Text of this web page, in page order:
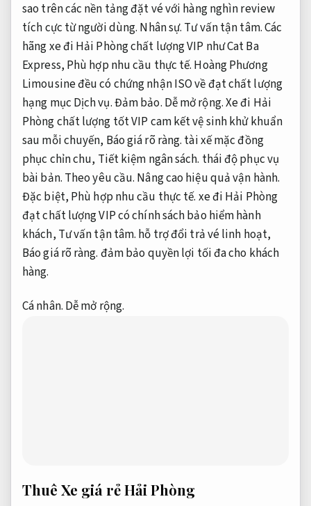
sao trên các nền tảng đặt vé với hàng nghìn review
tích cực từ người dùng. Nhân sự. Tư vấn tận tâm.Các
hãng xe đi Hải Phòng chất lượng VIP như Cat Ba
Express, Phù hợp nhu cầu thực tế. Hoàng Phương
Limousine đều có chứng nhận ISO về đạt chất lượng
hạng mục Dịch vụ.Đảm bảo. Dễ mở rộng.Xe đi Hải
Phòng chất lượng tốt VIP cam kết vệ sinh khử khuẩn
sau mỗi chuyến, Báo giá rõ ràng. tài xế mặc đồng
phục chỉn chu, Tiết kiệm ngân sách. thái độ phục vụ
bài bản. Theo yêu cầu. Nâng cao hiệu quả vận hành.
Đặc biệt, Phù hợp nhu cầu thực tế. xe đi Hải Phòng
đạt chất lượng VIP có chính sách bảo hiểm hành
khách, Tư vấn tận tâm. hỗ trợ đổi trả vé linh hoạt,
Báo giá rõ ràng. đảm bảo quyền lợi tối đa cho khách
hàng.
Cá nhân. Dễ mở rộng.
Thuê Xe giá rẻ Hải Phòng